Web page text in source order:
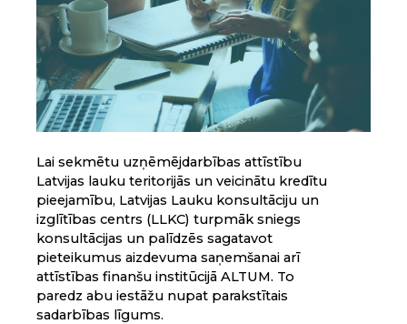
Lai sekmētu uzņēmējdarbības attīstību
Latvijas lauku teritorijās un veicinātu kredītu
pieejamību, Latvijas Lauku konsultāciju un
izglītības centrs (LLKC) turpmāk sniegs
konsultācijas un palīdzēs sagatavot
pieteikumus aizdevuma saņemšanai arī
attīstības finanšu institūcijā ALTUM. To
paredz abu iestāžu nupat parakstītais
sadarbības līgums.